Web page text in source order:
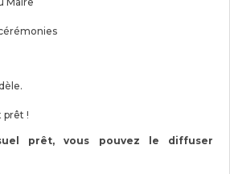
prêt !
prêt, vous pouvez le diffuser